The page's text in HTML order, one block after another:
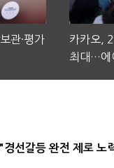
관·평가
카카오,
최대…에
경선갈등 완전 제로